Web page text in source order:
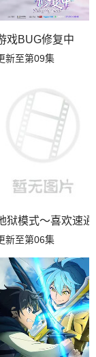
心了
戏BUG修复中
新至第09集
狱模式～喜欢速
新至第06集